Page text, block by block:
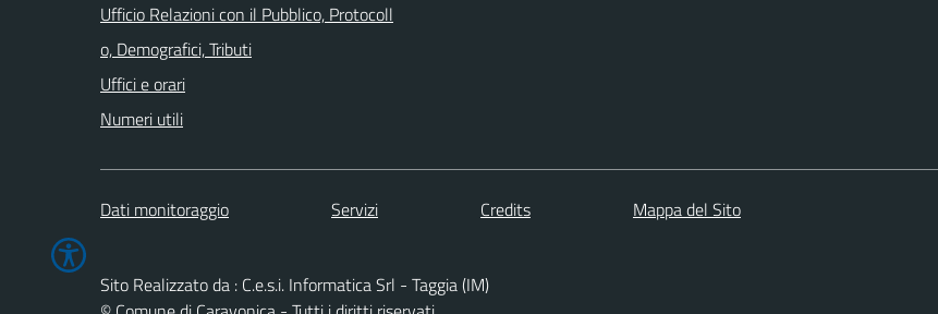
Ufficio Relazioni con il Pubblico, Protocoll
o, Demografici, Tributi
Uffici e orari
Numeri utili
Dati monitoraggio Servizi Credits Mappa del Sito
Sito Realizzato da : C.e.s.i. Informatica Srl - Taggia (IM)